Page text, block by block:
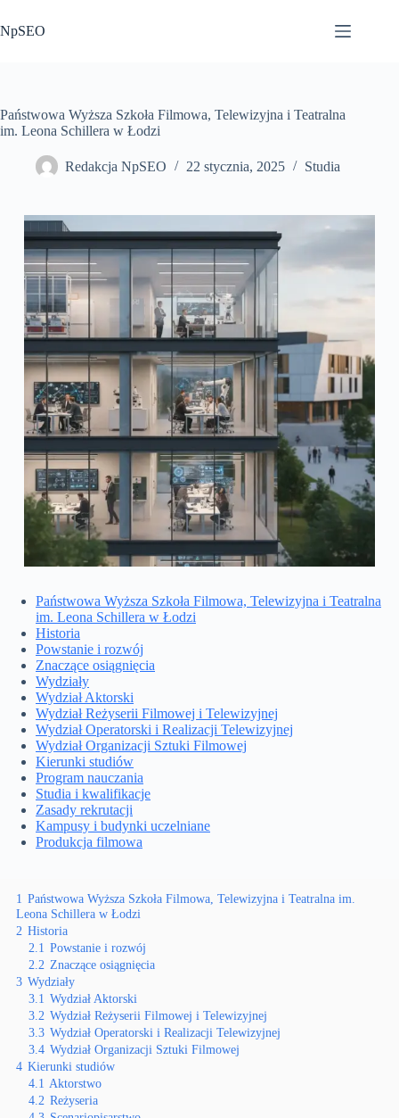
do
treści
NpSEO
Państwowa Wyższa Szkoła Filmowa, Telewizyjna i Teatralna
im. Leona Schillera w Łodzi
Redakcja NpSEO 22 stycznia, 2025 Studia
Państwowa Wyższa Szkoła Filmowa, Telewizyjna i Teatralna
im. Leona Schillera w Łodzi
Historia
Powstanie i rozwój
Znaczące osiągnięcia
Wydziały
Wydział Aktorski
Wydział Reżyserii Filmowej i Telewizyjnej
Wydział Operatorski i Realizacji Telewizyjnej
Wydział Organizacji Sztuki Filmowej
Kierunki studiów
Program nauczania
Studia i kwalifikacje
Zasady rekrutacji
Kampusy i budynki uczelniane
Produkcja filmowa
1 Państwowa Wyższa Szkoła Filmowa, Telewizyjna i Teatralna im.
Leona Schillera w Łodzi
2 Historia
2.1 Powstanie i rozwój
2.2 Znaczące osiągnięcia
3 Wydziały
3.1 Wydział Aktorski
3.2 Wydział Reżyserii Filmowej i Telewizyjnej
3.3 Wydział Operatorski i Realizacji Telewizyjnej
3.4 Wydział Organizacji Sztuki Filmowej
4 Kierunki studiów
4.1 Aktorstwo
4.2 Reżyseria